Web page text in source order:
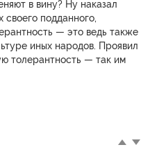
в вину? Ну наказал
подданного,
— это ведь также
иных народов. Проявил
толерантность — так им